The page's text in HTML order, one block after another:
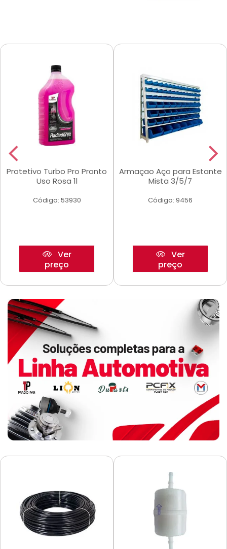
Protetivo Turbo Pro Pronto
Uso Rosa 1l
Código: 53930
Ver
preço
Armaçao Aço para Estante
Mista 3/5/7
Código: 9456
Ver
preço